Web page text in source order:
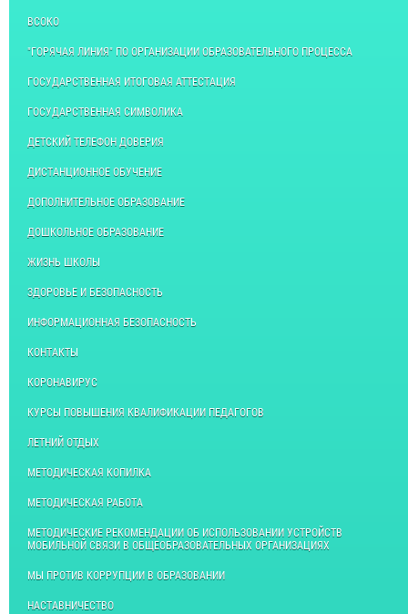
ВСОКО
"ГОРЯЧАЯ ЛИНИЯ" ПО ОРГАНИЗАЦИИ ОБРАЗОВАТЕЛЬНОГО ПРОЦЕССА
ГОСУДАРСТВЕННАЯ ИТОГОВАЯ АТТЕСТАЦИЯ
ГОСУДАРСТВЕННАЯ СИМВОЛИКА
ДЕТСКИЙ ТЕЛЕФОН ДОВЕРИЯ
ДИСТАНЦИОННОЕ ОБУЧЕНИЕ
ДОПОЛНИТЕЛЬНОЕ ОБРАЗОВАНИЕ
ДОШКОЛЬНОЕ ОБРАЗОВАНИЕ
ЖИЗНЬ ШКОЛЫ
ЗДОРОВЬЕ И БЕЗОПАСНОСТЬ
ИНФОРМАЦИОННАЯ БЕЗОПАСНОСТЬ
КОНТАКТЫ
КОРОНАВИРУС
КУРСЫ ПОВЫШЕНИЯ КВАЛИФИКАЦИИ ПЕДАГОГОВ
ЛЕТНИЙ ОТДЫХ
МЕТОДИЧЕСКАЯ КОПИЛКА
МЕТОДИЧЕСКАЯ РАБОТА
МЕТОДИЧЕСКИЕ РЕКОМЕНДАЦИИ ОБ ИСПОЛЬЗОВАНИИ УСТРОЙСТВ
МОБИЛЬНОЙ СВЯЗИ В ОБЩЕОБРАЗОВАТЕЛЬНЫХ ОРГАНИЗАЦИЯХ
МЫ ПРОТИВ КОРРУПЦИИ В ОБРАЗОВАНИИ
НАСТАВНИЧЕСТВО